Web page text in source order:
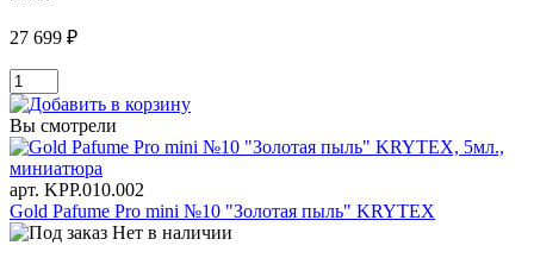
27 699 ₽
Вы смотрели
арт. KРР.010.002
Gold Pafume Pro mini №10 "Золотая пыль" KRYTEX
Нет в наличии